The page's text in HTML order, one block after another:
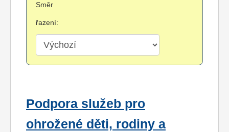
Směr
řazení:
Podpora služeb pro
ohrožené děti, rodiny a